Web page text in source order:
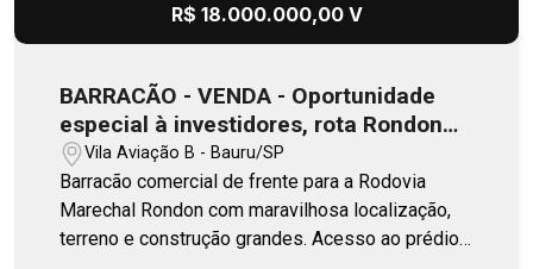
R$ 18.000.000,00 V
BARRACÃO - VENDA - Oportunidade
especial à investidores, rota Rondon
/Bauru
Vila Aviação B - Bauru/SP
Barracão comercial de frente para a Rodovia
Marechal Rondon com maravilhosa localização,
terreno e construção grandes. Acesso ao prédio